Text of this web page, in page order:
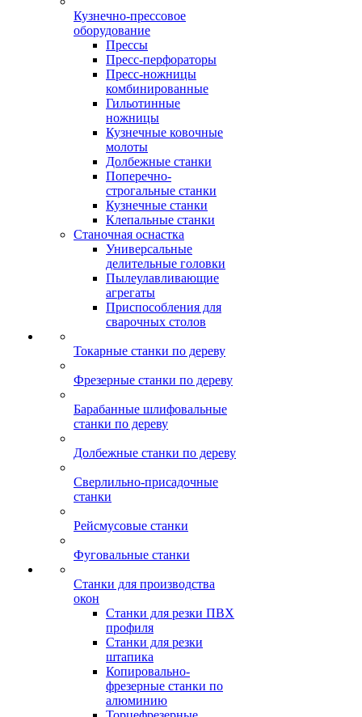
Кузнечно-прессовое
оборудование
Прессы
Пресс-перфораторы
Пресс-ножницы
комбинированные
Гильотинные
ножницы
Кузнечные ковочные
молоты
Долбежные станки
Поперечно-
строгальные станки
Кузнечные станки
Клепальные станки
Станочная оснастка
Универсальные
делительные головки
Пылеулавливающие
агрегаты
Приспособления для
сварочных столов
Токарные станки по дереву
Фрезерные станки по дереву
Барабанные шлифовальные
станки по дереву
Долбежные станки по дереву
Сверлильно-присадочные
станки
Рейсмусовые станки
Фуговальные станки
Станки для производства
окон
Станки для резки ПВХ
профиля
Станки для резки
штапика
Копировально-
фрезерные станки по
алюминию